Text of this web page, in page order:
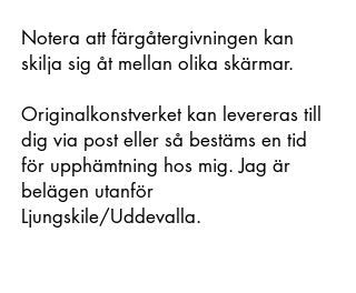
Notera att färgåtergivningen kan
skilja sig åt mellan olika skärmar.
Originalkonstverket kan levereras till
dig via post eller så bestäms en tid
för upphämtning hos mig. Jag är
belägen utanför
Ljungskile/Uddevalla.